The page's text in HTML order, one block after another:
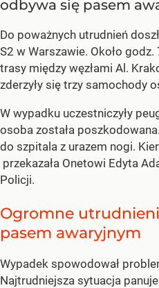
odbywa się pasem
Do poważnych utrudnień
S2 w Warszawie. Około
trasy między węzłami Al.
zderzyły się trzy samochody
W wypadku uczestniczyły
osoba została
do szpitala z urazem nogi.
przekazała Onetowi Edyta
Policji.
Ogromne
pasem awaryjnym
Wypadek spowodował
Najtrudniejsza sytuacja